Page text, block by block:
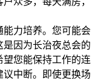
能力培养。您可能会
因为长治夜总会的
您能保持工作的连
中断。即使更换场